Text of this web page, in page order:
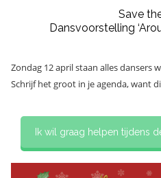
Save
Dansvoorstelling
Zondag 12 april staan alles dansers
Schrijf het groot in je agenda, want
Ik wil graag helpen tijdens